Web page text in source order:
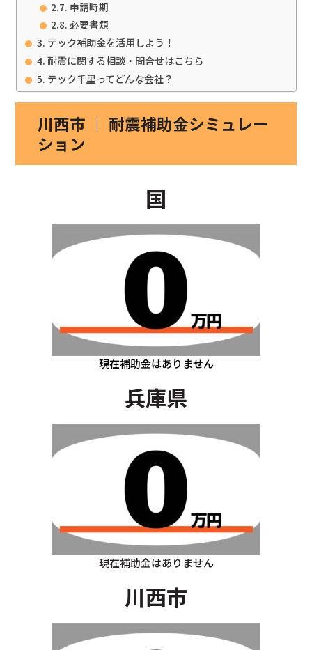
申請時期
必要書類
テック補助金を活用しよう！
耐震に関する相談・問合せはこちら
テック千里ってどんな会社？
川西市 ｜ 耐震補助金シミュレー
ション
国
現在補助金はありません
兵庫県
現在補助金はありません
川西市